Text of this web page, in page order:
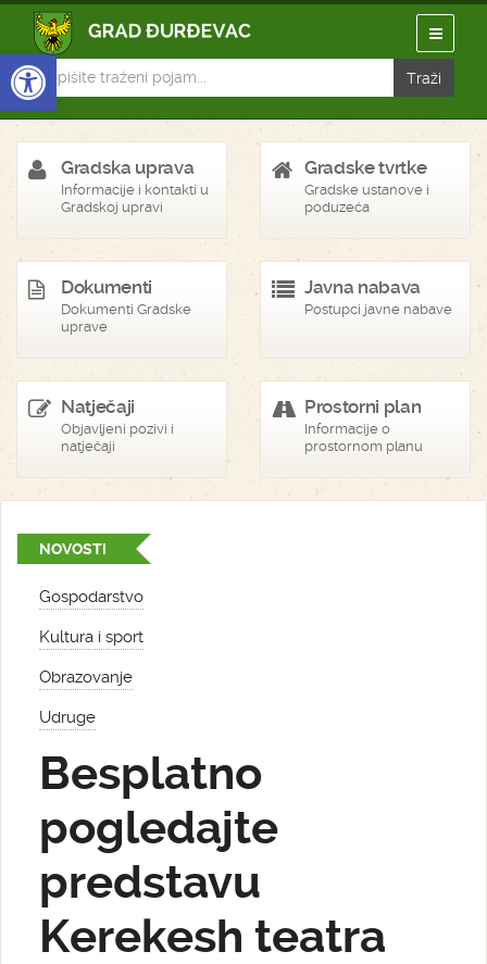
Open toolbar
Gradska uprava
Informacije i kontakti u
Gradskoj upravi
Gradske tvrtke
Gradske ustanove i
poduzeća
Dokumenti
Dokumenti Gradske
uprave
Javna nabava
Postupci javne nabave
Natječaji
Objavljeni pozivi i
natječaji
Prostorni plan
Informacije o
prostornom planu
NOVOSTI
Gospodarstvo
Kultura i sport
Obrazovanje
Udruge
Besplatno
pogledajte
predstavu
Kerekesh teatra